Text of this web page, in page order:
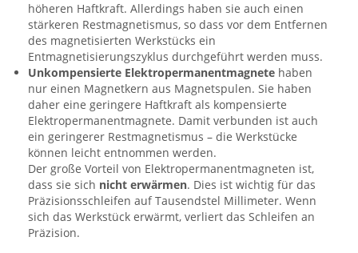
höheren Haftkraft. Allerdings haben sie auch einen
stärkeren Restmagnetismus, so dass vor dem Entfernen
des magnetisierten Werkstücks ein
Entmagnetisierungszyklus durchgeführt werden muss.
Unkompensierte Elektropermanentmagnete haben
nur einen Magnetkern aus Magnetspulen. Sie haben
daher eine geringere Haftkraft als kompensierte
Elektropermanentmagnete. Damit verbunden ist auch
ein geringerer Restmagnetismus – die Werkstücke
können leicht entnommen werden.
Der große Vorteil von Elektropermanentmagneten ist,
dass sie sich nicht erwärmen. Dies ist wichtig für das
Präzisionsschleifen auf Tausendstel Millimeter. Wenn
sich das Werkstück erwärmt, verliert das Schleifen an
Präzision.